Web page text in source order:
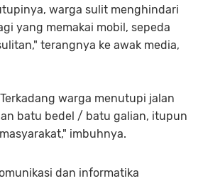
warga sulit menghindari
yang memakai mobil, sepeda
terangnya ke awak media,
warga menutupi jalan
batu bedel / batu galian, itupun
imbuhnya.
dan informatika